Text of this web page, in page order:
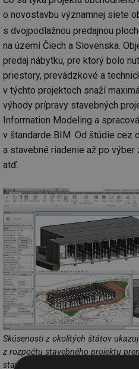
o novostavbu významnej siete
s dvojpodlažnou predajnou
na území Čiech a Slovenska.
predaj nábytku, pre ktorý bolo
priestory, prevádzkové a
v týchto projektoch snaží
výhody prípravy stavebných
Information Modeling a
v štandarde BIM. Od štúdie cez
a stavebné riadenie až po
atď.
Skúsenosti z okolitých štátov
z rozpočtu stavebného projektu
stavebného procesu